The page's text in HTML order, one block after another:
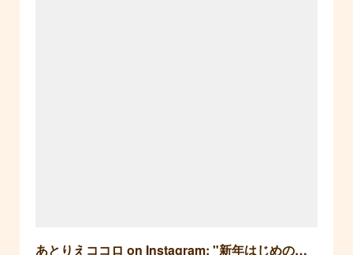
あとりえココロ on Instagram: "新年はじめのイベントは「凧とお雑煮」 凧をつくって、あげて、お雑煮やいそべ焼きを食べて…小さいながらも充実したイベントでした。 @grassland_